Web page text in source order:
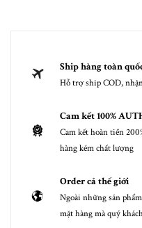
Ship hàng toàn
Hỗ trợ ship COD,
Cam kết 100%
Cam kết hoàn tiền
hàng kém chất lượng
Order cả thế giới
Ngoài những sản
mặt hàng mà quý